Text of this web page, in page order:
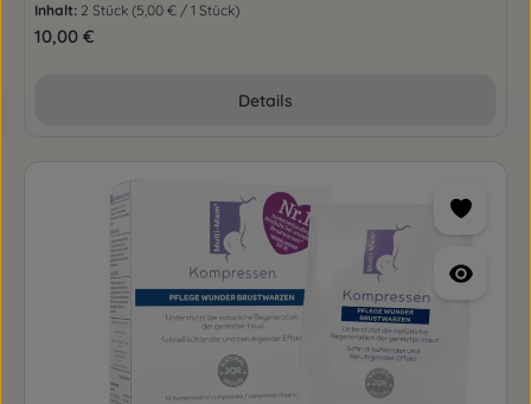
Inhalt: 2 Stück (5,00 € / 1 Stück)
Regulärer Preis:
10,00 €
Details